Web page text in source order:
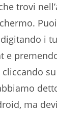
trovi
i
e
ma